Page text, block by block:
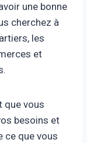
une bonne
cherchez à
les
et
que vous
besoins et
ce que vous